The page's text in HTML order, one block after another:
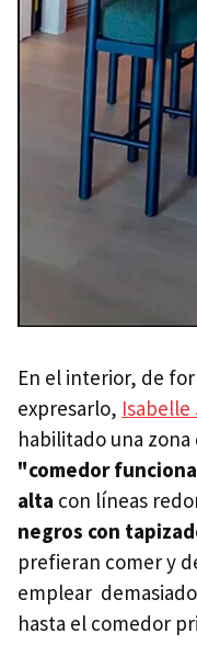
En el interior, de
expresarlo, Isabelle
habilitado una
"comedor
alta con líneas
negros con
prefieran comer y
emplear
hasta el comedor